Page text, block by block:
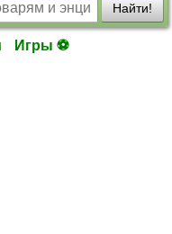
Найти!
Игры ⚽